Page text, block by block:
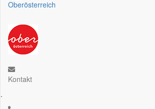
Oberösterreich
Kontakt
.